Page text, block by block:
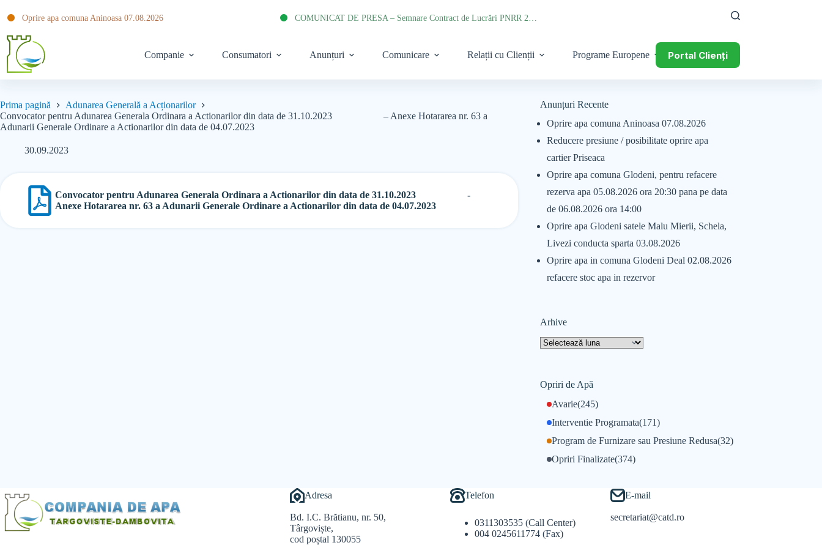
Oprire apa comuna Aninoasa 07.08.2026
Companie Consumatori Anunțuri Comunicare Relații cu Clienții Programe Europene Portal Clienți
Prima pagină
Adunarea Generală a Acționarilor
Convocator pentru Adunarea Generala Ordinara a Actionarilor din data de 31.10.2023 – Anexe Hotararea nr. 63 a
Adunarii Generale Ordinare a Actionarilor din data de 04.07.2023
30.09.2023
Convocator pentru Adunarea Generala Ordinara a Actionarilor din data de 31.10.2023 -
Anexe Hotararea nr. 63 a Adunarii Generale Ordinare a Actionarilor din data de 04.07.2023
Anunțuri Recente
Oprire apa comuna Aninoasa 07.08.2026
Reducere presiune / posibilitate oprire apa
cartier Priseaca
Oprire apa comuna Glodeni, pentru refacere
rezerva apa 05.08.2026 ora 20:30 pana pe data
de 06.08.2026 ora 14:00
Oprire apa Glodeni satele Malu Mierii, Schela,
Livezi conducta sparta 03.08.2026
Oprire apa in comuna Glodeni Deal 02.08.2026
refacere stoc apa in rezervor
Arhive
Opriri de Apă
Avarie(245)
Interventie Programata(171)
Opriri Finalizate(374)
Program de Furnizare sau Presiune Redusa(32)
Adresa
Bd. I.C. Brătianu, nr. 50,
Târgoviște,
cod poștal 130055
Telefon
0311303535 (Call Center)
004 0245611774 (Fax)
E-mail
secretariat@catd.ro